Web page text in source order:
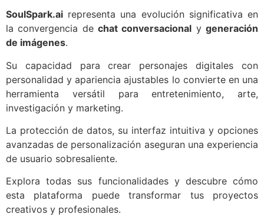
SoulSpark.ai representa una evolución significativa en
la convergencia de chat conversacional ygeneración
de imágenes.
Su capacidad para crear personajes digitales con
personalidad y apariencia ajustables lo convierte en una
herramienta versátil para entretenimiento, arte,
investigación y marketing.
La protección de datos, su interfaz intuitiva y opciones
avanzadas de personalización aseguran una experiencia
de usuario sobresaliente.
Explora todas sus funcionalidades y descubre cómo
esta plataforma puede transformar tus proyectos
creativos y profesionales.